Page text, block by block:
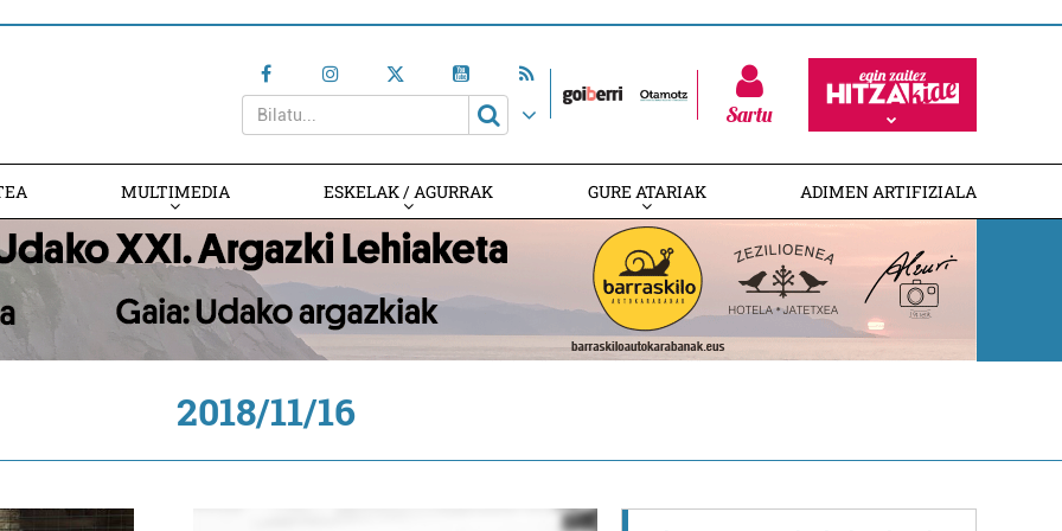
Sartu
MULTIMEDIA ESKELAK / AGURRAK GURE ATARIAK ADIMEN ARTIFIZIALA
2018/11/16